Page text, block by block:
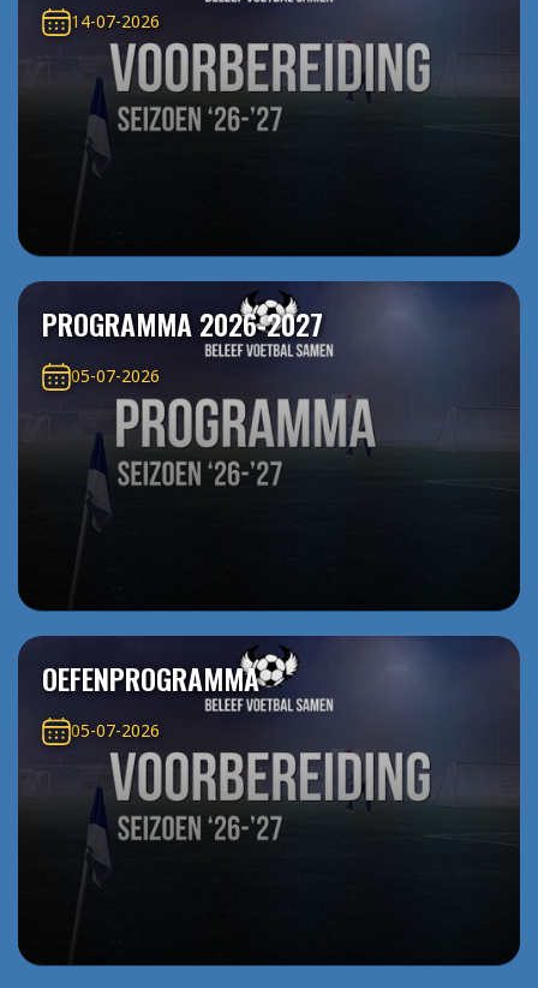
14-07-2026
PROGRAMMA 2026-2027
05-07-2026
OEFENPROGRAMMA
05-07-2026